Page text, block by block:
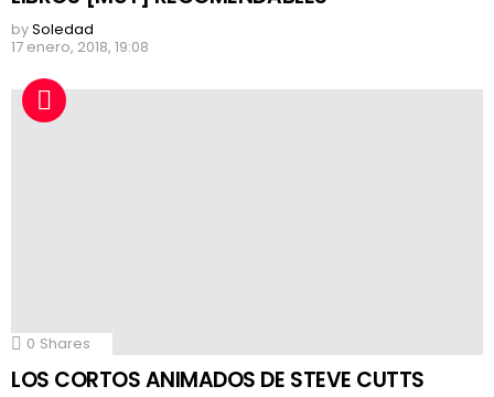
bySoledad
17 enero, 2018, 19:08
0 Shares
LOS CORTOS ANIMADOS DE STEVE CUTTS